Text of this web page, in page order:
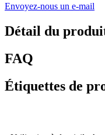
Envoyez-nous un e-mail
Détail du
FAQ
Étiquettes de